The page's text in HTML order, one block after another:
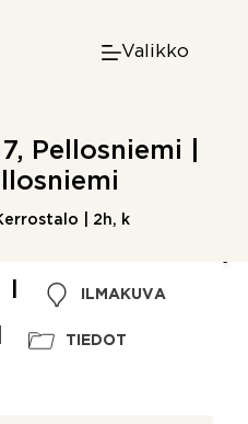
Valikko
Pellosniemi |
| 2h, k
ILMAKUVA
TIEDOT